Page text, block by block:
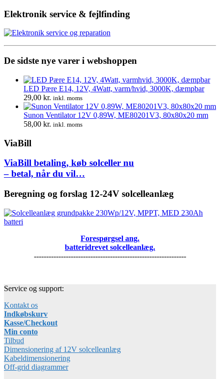
Elektronik service & fejlfinding
De sidste nye varer i webshoppen
LED Pære E14, 12V, 4Watt, varm/hvid, 3000K, dæmpbar
29,00 kr. inkl. moms
Sunon Ventilator 12V 0,89W, ME80201V3, 80x80x20 mm
58,00 kr. inkl. moms
ViaBill
ViaBill betaling, køb solceller nu
– betal, når du vil…
Beregning og forslag 12-24V solcelleanlæg
Forespørgsel ang.
batteridrevet solcelleanlæg.
--------------------------------------------------------------
Service og support:
Kontakt os
Indkøbskurv
Kasse/Checkout
Min conto
Tilbud
Dimensionering af 12V solcelleanlæg
Kabeldimensionering
Off-grid diagrammer